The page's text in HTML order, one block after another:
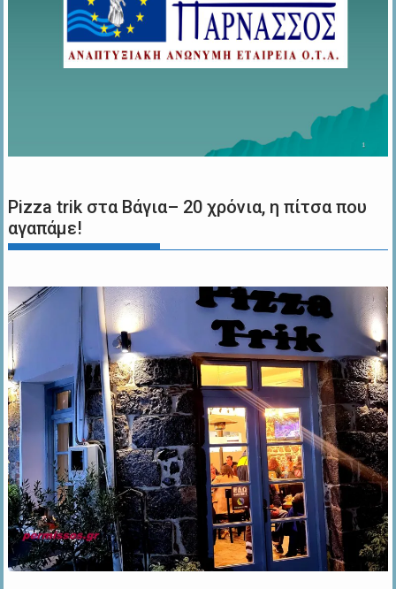
Pizza trik στα Βάγια– 20 χρόνια, η πίτσα που
αγαπάμε!